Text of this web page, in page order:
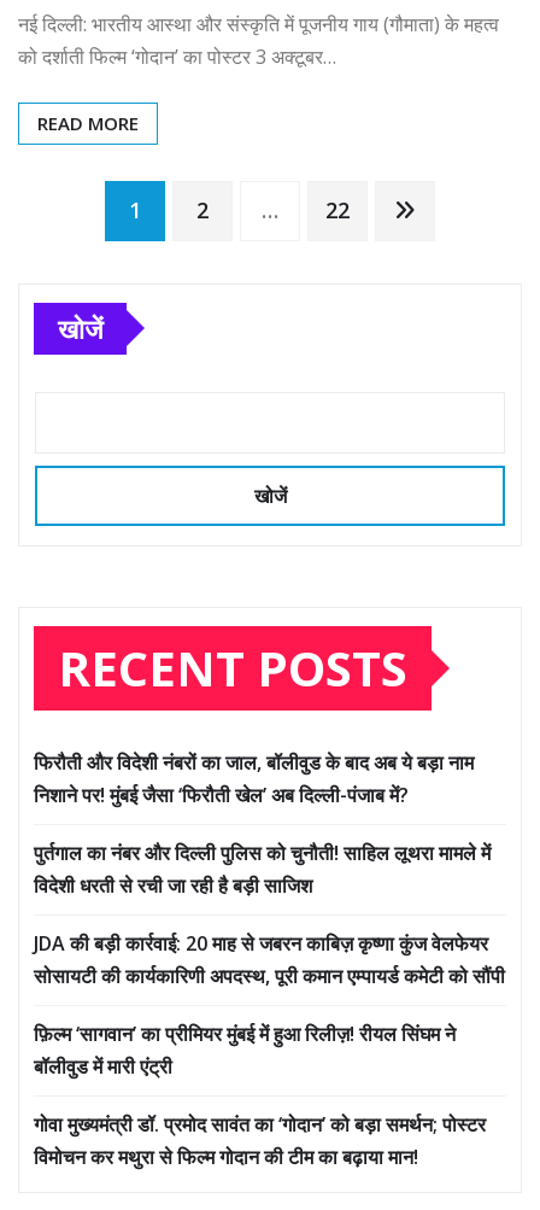
नई दिल्ली: भारतीय आस्था और संस्कृति में पूजनीय गाय (गौमाता) के महत्व
को दर्शाती फिल्म ‘गोदान’ का पोस्टर 3 अक्टूबर…
READ MORE
Posts
pagination
1 2 … 22
खोजें
खोजें
RECENT POSTS
फिरौती और विदेशी नंबरों का जाल, बॉलीवुड के बाद अब ये बड़ा नाम
निशाने पर! मुंबई जैसा ‘फिरौती खेल’ अब दिल्ली-पंजाब में?
पुर्तगाल का नंबर और दिल्ली पुलिस को चुनौती! साहिल लूथरा मामले में
विदेशी धरती से रची जा रही है बड़ी साजिश
JDA की बड़ी कार्रवाई: 20 माह से जबरन काबिज़ कृष्णा कुंज वेलफेयर
सोसायटी की कार्यकारिणी अपदस्थ, पूरी कमान एम्पायर्ड कमेटी को सौंपी
फ़िल्म ‘सागवान’ का प्रीमियर मुंबई में हुआ रिलीज़! रीयल सिंघम ने
बॉलीवुड में मारी एंट्री
गोवा मुख्यमंत्री डॉ. प्रमोद सावंत का ‘गोदान’ को बड़ा समर्थन; पोस्टर
विमोचन कर मथुरा से फिल्म गोदान की टीम का बढ़ाया मान!